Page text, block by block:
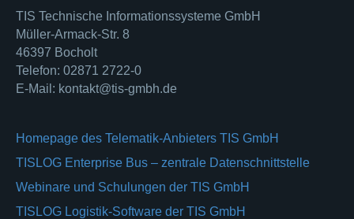
TIS Technische Informationssysteme GmbH
Müller-Armack-Str. 8
46397 Bocholt
Telefon: 02871 2722-0
E-Mail: kontakt@tis-gmbh.de
Homepage des Telematik-Anbieters TIS GmbH
TISLOG Enterprise Bus – zentrale Datenschnittstelle
Webinare und Schulungen der TIS GmbH
TISLOG Logistik-Software der TIS GmbH